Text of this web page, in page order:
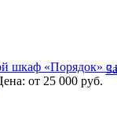
шкаф «Порядок» с
от 25 000руб.